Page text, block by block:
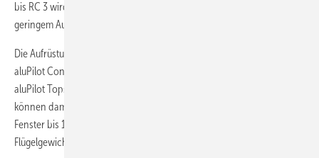
bis RC 3 wird lediglich ein weiteres Bauteil benötigt. So ergibt sich mit
geringem Aufwand ein deutlicher Mehrwert.
Die Aufrüstung gelingt sowohl mit der aufliegenden Bandseite von
aluPilot Concept, als auch mit dem voll verdeckt liegenden Beschlag
aluPilot Topstar. Fenster bis zu einer Größe von 2800 mm x 1600 mm
können damit ausgestattet werden. Mit aluPilot Topstar sind schwere
Fenster bis 180 kg realisierbar. aluPilot Concept trägt bis 130 kg
Flügelgewicht.